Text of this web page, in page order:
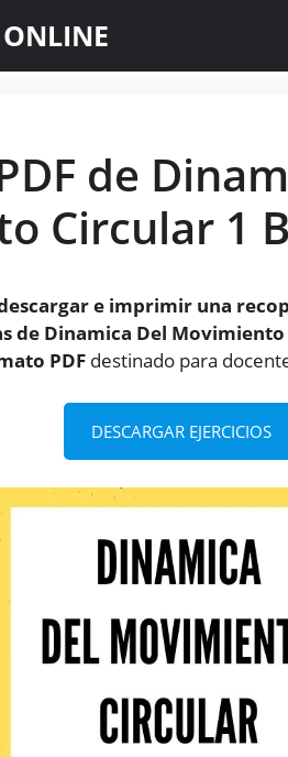
ONLINE
de
Circular 1
e imprimir una
de Dinamica Del
PDF destinado para
DESCARGAR EJERCICIOS